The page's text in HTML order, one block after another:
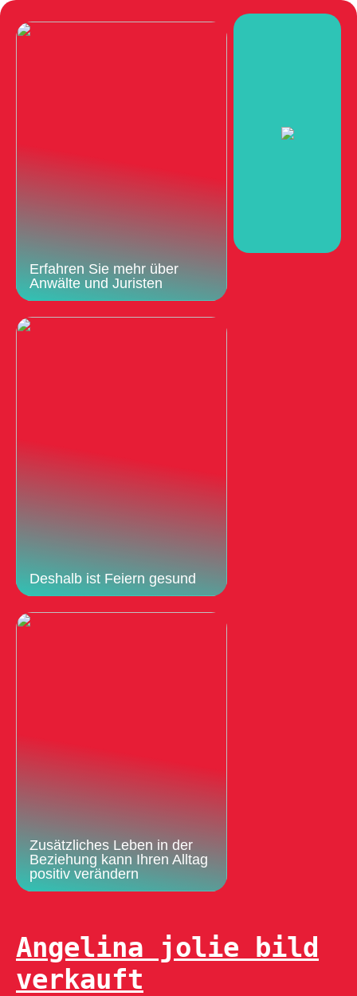
Erfahren Sie mehr über
Anwälte und Juristen
Deshalb ist Feiern gesund
Zusätzliches Leben in der
Beziehung kann Ihren Alltag
positiv verändern
Angelina jolie bild
verkauft